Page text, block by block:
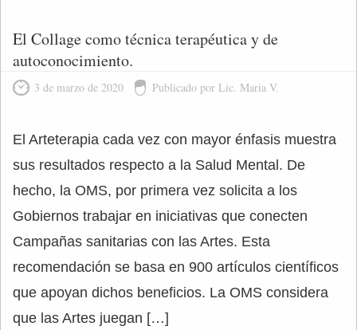
El Collage como técnica terapéutica y de
autoconocimiento.
3 de marzo de 2020 Publicado por Lic. Maria V.
El Arteterapia cada vez con mayor énfasis muestra
sus resultados respecto a la Salud Mental. De
hecho, la OMS, por primera vez solicita a los
Gobiernos trabajar en iniciativas que conecten
Campañas sanitarias con las Artes. Esta
recomendación se basa en 900 artículos científicos
que apoyan dichos beneficios. La OMS considera
que las Artes juegan […]